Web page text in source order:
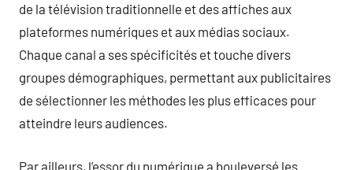
de la télévision traditionnelle et des affiches aux
plateformes numériques et aux médias sociaux.
Chaque canal a ses spécificités et touche divers
groupes démographiques, permettant aux publicitaires
de sélectionner les méthodes les plus efficaces pour
atteindre leurs audiences.
Par ailleurs, l’essor du numérique a bouleversé les